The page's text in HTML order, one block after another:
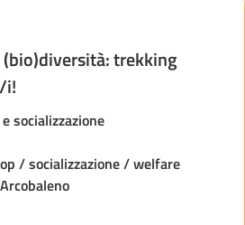
trekking
i!
socializzazione
/ socializzazione / welfare